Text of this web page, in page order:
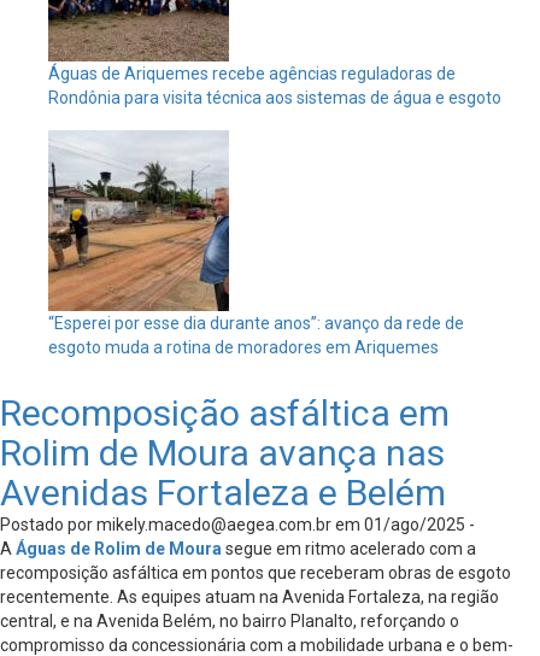
Águas de Ariquemes recebe agências reguladoras de
Rondônia para visita técnica aos sistemas de água e esgoto
“Esperei por esse dia durante anos”: avanço da rede de
esgoto muda a rotina de moradores em Ariquemes
Recomposição asfáltica em
Rolim de Moura avança nas
Avenidas Fortaleza e Belém
Postado pormikely.macedo@aegea.com.brem 01/ago/2025 -
A Águas de Rolim de Moura segue em ritmo acelerado com a
recomposição asfáltica em pontos que receberam obras de esgoto
recentemente. As equipes atuam na Avenida Fortaleza, na região
central, e na Avenida Belém, no bairro Planalto, reforçando o
compromisso da concessionária com a mobilidade urbana e o bem-